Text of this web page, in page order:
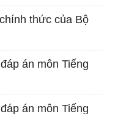
thức của Bộ
án môn Tiếng
án môn Tiếng